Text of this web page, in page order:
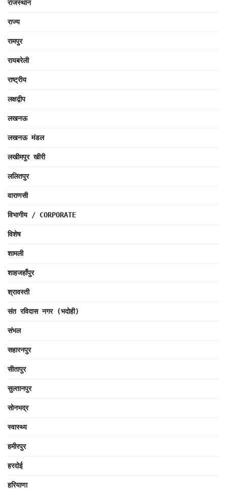
राजस्थान
राज्य
रामपुर
रायबरेली
राष्ट्रीय
लक्षद्वीप
लखनऊ
लखनऊ मंडल
लखीमपुर खीरी
ललितपुर
वाराणसी
विभागीय / CORPORATE
विशेष
शामली
शाहजहाँपुर
श्रावस्ती
संत रविदास नगर (भदोही)
संभल
सहारनपुर
सीतापुर
सुल्तानपुर
सोनभद्र
स्वास्थ्य
हमीरपुर
हरदोई
हरियाणा